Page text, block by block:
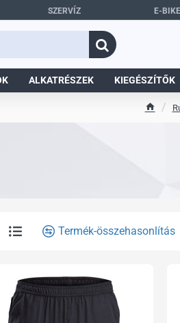
SZERVÍZ E-
ALKATRÉSZEK KIEGÉSZÍTŐK
Termék-összehasonlítás